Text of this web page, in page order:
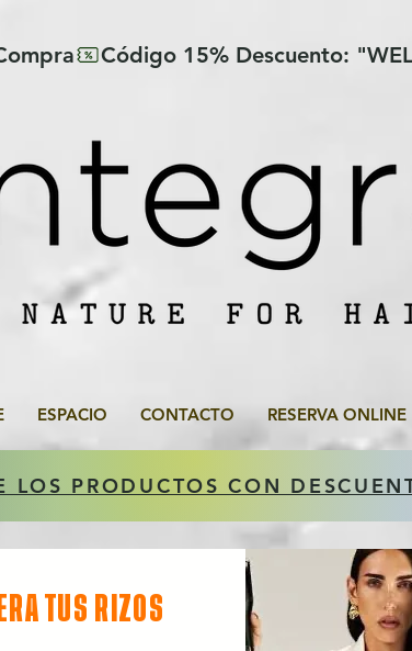
ESPACIO CONTACTO RESERVA ONLINE
LOS PRODUCTOS CON
TUS RIZOS